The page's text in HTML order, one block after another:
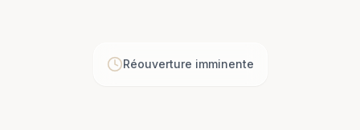
Réouverture imminente